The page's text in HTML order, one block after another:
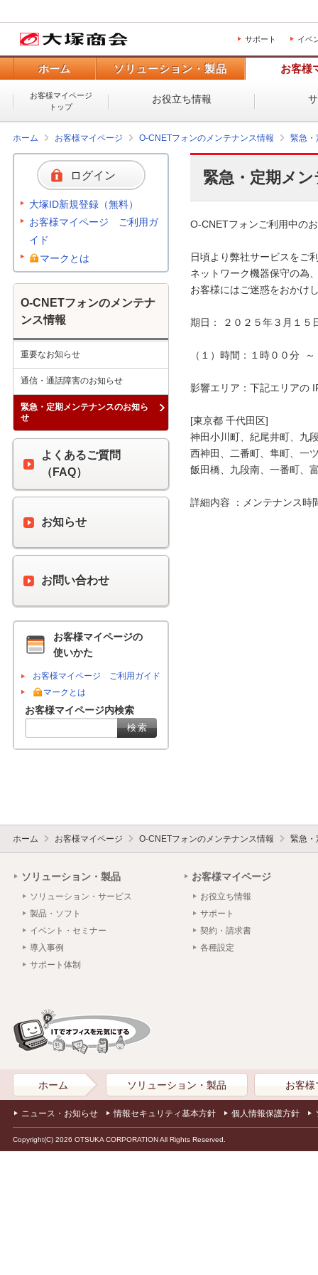
サポート イベ
ホーム ソリューション・製品 お客様
お客様マイページ
トップ
お役立ち情報
ホーム お客様マイページ O-CNETフォンのメンテナンス情報 緊急・
緊急・定期メ
O-CNETフォンご利用中の
日頃より弊社サービスをご
ネットワーク機器保守の為
お客様にはご迷惑をおかけ
期日： ２０２５年３月１５
（１）時間：１時００分
影響エリア：下記エリアの
[東京都 千代田区]
神田小川町、紀尾井町、九
西神田、二番町、隼町、一
飯田橋、九段南、一番町、
詳細内容 ：メンテナンス時
ログイン
大塚ID新規登録（無料）
お客様マイページ ご利用ガ
イド
マークとは
O-CNETフォンのメンテナ
ンス情報
重要なお知らせ
通信・通話障害のお知らせ
緊急・定期メンテナンスのお知ら
せ
よくあるご質問
（FAQ）
お知らせ
お問い合わせ
お客様マイページの
使いかた
お客様マイページ ご利用ガイド
マークとは
お客様マイページ内検索
ホーム お客様マイページ O-CNETフォンのメンテナンス情報 緊急・
ソリューション・製品
ソリューション・サービス
製品・ソフト
イベント・セミナー
導入事例
サポート体制
お客様マイページ
お役立ち情報
サポート
契約・請求書
各種設定
ホーム ソリューション・製品 お客様
ニュース・お知らせ 情報セキュリティ基本方針 個人情報保護方針
Copyright(C) 2026 OTSUKA CORPORATION All Rights Reserved.